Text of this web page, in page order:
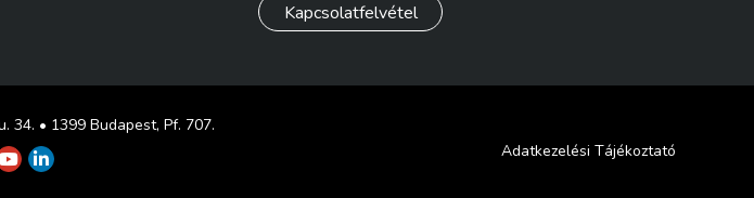
Kapcsolatfelvétel
34. • 1399 Budapest, Pf. 707.
Adatkezelési Tájékoztató